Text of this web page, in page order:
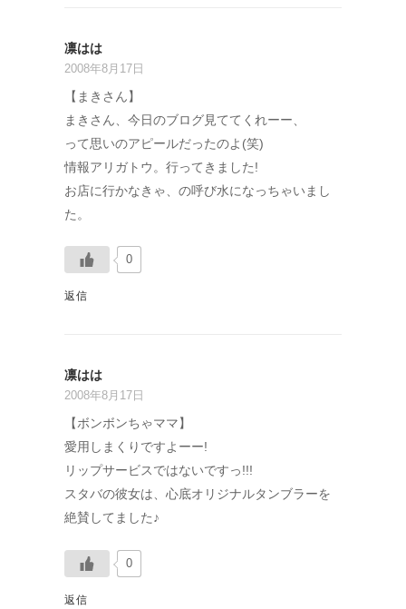
凛はは
2008年8月17日
【まきさん】
まきさん、今日のブログ見ててくれーー、
って思いのアピールだったのよ(笑)
情報アリガトウ。行ってきました!
お店に行かなきゃ、の呼び水になっちゃいまし
た。
0
返信
凛はは
2008年8月17日
【ボンボンちゃママ】
愛用しまくりですよーー!
リップサービスではないですっ!!!
スタバの彼女は、心底オリジナルタンブラーを
絶賛してました♪
0
返信